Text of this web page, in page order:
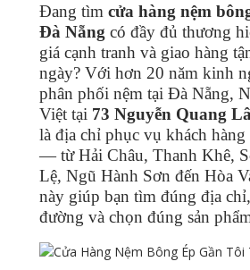
Đang tìm cửa hàng nệm
Đà Nẵng có đầy đủ thương
giá cạnh tranh và giao hàng
ngày? Với hơn 20 năm kinh
phân phối nệm tại Đà Nẵng,
Việt tại 73 Nguyễn Quang
là địa chỉ phục vụ khách
— từ Hải Châu, Thanh Khê,
Lệ, Ngũ Hành Sơn đến Hòa
này giúp bạn tìm đúng địa
đường và chọn đúng sản